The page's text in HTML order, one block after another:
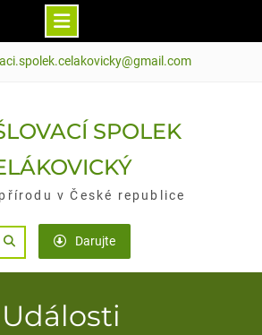
SPOLEK
v České republice
Search Darujte
Události